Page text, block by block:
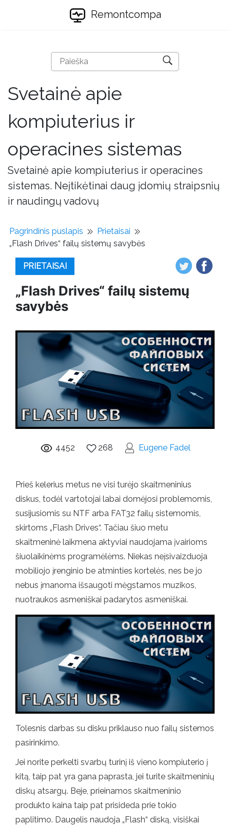
Remontcompa
Svetainė apie
kompiuterius ir
operacines sistemas
Svetainė apie kompiuterius ir operacines
sistemas. Neįtikėtinai daug įdomių straipsnių
ir naudingų vadovų
Pagrindinis puslapis
Prietaisai
„Flash Drives“ failų sistemų savybės
PRIETAISAI
„Flash Drives“ failų sistemų
savybės
4452 268 Eugene Fadel
Prieš kelerius metus ne visi turėjo skaitmeninius
diskus, todėl vartotojai labai domėjosi problemomis,
susijusiomis su NTF arba FAT32 failų sistemomis,
skirtoms „Flash Drives“. Tačiau šiuo metu
skaitmeninė laikmena aktyviai naudojama įvairioms
šiuolaikinėms programėlėms. Niekas neįsivaizduoja
mobiliojo įrenginio be atminties kortelės, nes be jo
nebus įmanoma išsaugoti mėgstamos muzikos,
nuotraukos asmeniškai padarytos asmeniškai.
Tolesnis darbas su disku priklauso nuo failų sistemos
pasirinkimo.
Jei norite perkelti svarbų turinį iš vieno kompiuterio į
kitą, taip pat yra gana paprasta, jei turite skaitmeninių
diskų atsargų. Beje, prieinamos skaitmeninio
produkto kaina taip pat prisideda prie tokio
paplitimo. Daugelis naudoja „Flash“ diską, visiškai